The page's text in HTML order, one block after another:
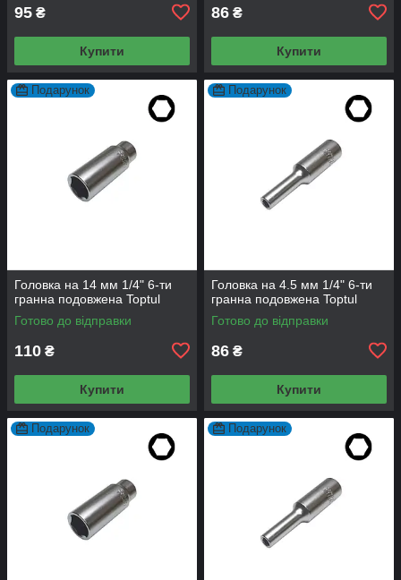
95 ₴
Купити
86 ₴
Купити
Подарунок
Головка на 14 мм 1/4" 6-ти
гранна подовжена Toptul
Готово до відправки
110 ₴
Купити
Подарунок
Головка на 4.5 мм 1/4" 6-ти
гранна подовжена Toptul
Готово до відправки
86 ₴
Купити
Подарунок Подарунок